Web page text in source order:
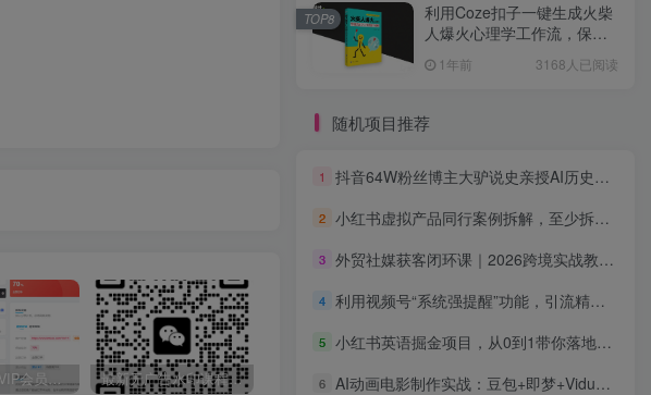
最新无广告水印课程资源 长期更新 免费投稿专区，先看要求在投稿！！！ 打字打码就能赚钱的副业，利用碎片时间，实现月入过万，简单的赚钱小副业
利用Coze扣子一键生成火柴
人爆火心理学工作流，保姆
1年前 3168人已阅读
TOP8
随机项目推荐
1 抖音64W粉丝博主大驴说史亲授AI历史课，可以上精选独家，全网发布收益更可观，单日收益1k+
2 小红书虚拟产品同行案例拆解，至少拆解100个同行成功案例(完结)
3 外贸社媒获客闭环课｜2026跨境实战教程，FB与TikTok账号搭建投流询盘转化完整落地教学
4 利用视频号“系统强提醒”功能，引流精准创业粉，无需发布任何作品，单人日引流300+精准创业粉
5 小红书英语掘金项目，从0到1带你落地拿收益，月入5位数很稳
6 AI动画电影制作实战：豆包+即梦+Vidu+MINIMAX，从脚本到成片零基础入门(附素材+软件